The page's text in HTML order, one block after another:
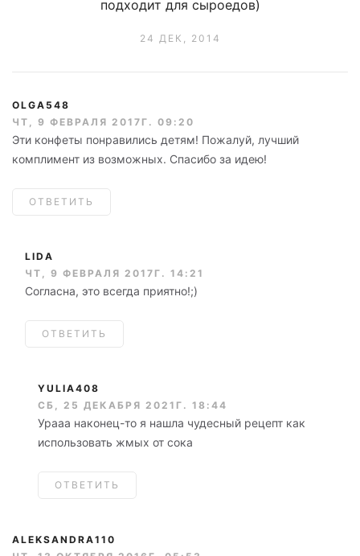
подходит для сыроедов)
24 ДЕК, 2014
OLGA548
ЧТ, 9 ФЕВРАЛЯ 2017Г. 09:20
Эти конфеты понравились детям! Пожалуй, лучший
комплимент из возможных. Спасибо за идею!
ОТВЕТИТЬ
LIDA
ЧТ, 9 ФЕВРАЛЯ 2017Г. 14:21
Согласна, это всегда приятно!;)
ОТВЕТИТЬ
YULIA408
СБ, 25 ДЕКАБРЯ 2021Г. 18:44
Урааа наконец-то я нашла чудесный рецепт как
использовать жмых от сока
ОТВЕТИТЬ
ALEKSANDRA110